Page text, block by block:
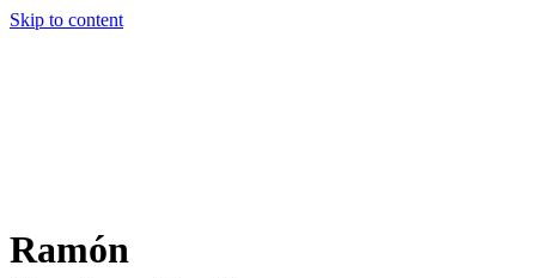
Skip to content
Ramón